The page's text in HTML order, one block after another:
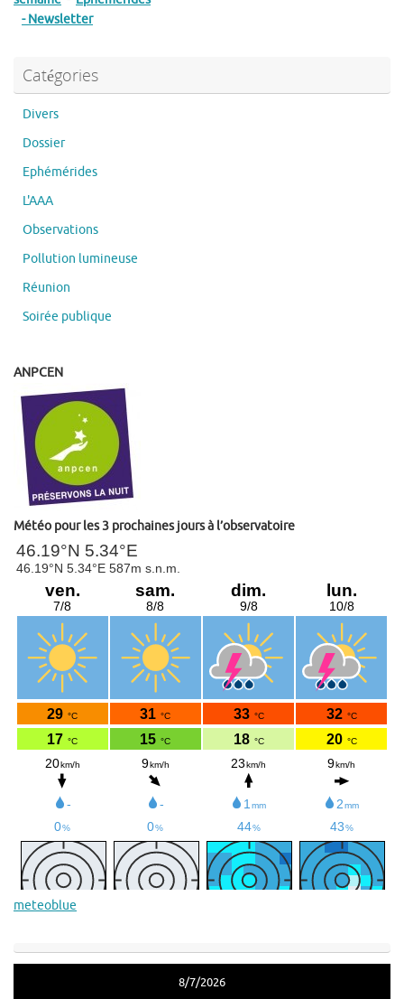
- Newsletter
Catégories
Divers
Dossier
Ephémérides
L'AAA
Observations
Pollution lumineuse
Réunion
Soirée publique
ANPCEN
Météo pour les 3 prochaines jours à l’observatoire
meteoblue
8/7/2026